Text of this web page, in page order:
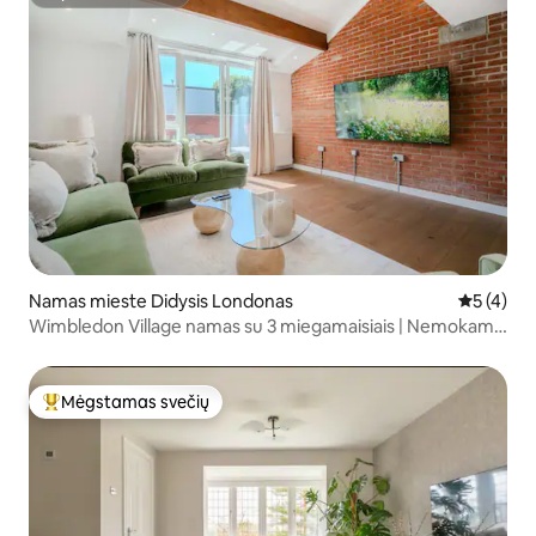
Namas mieste Didysis Londonas Vidutinis
5 (4)
Wimbledon Village namas su 3 miegamaisiais | Nemokama
Svečių mėgstamiausias
Mėgstamas svečių